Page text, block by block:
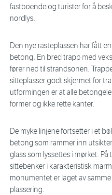
fastboende og turister for å
nordlys.
Den nye rasteplassen har fått
betong. En bred trapp med
fører ned til strandsonen.
sitteplasser godt skjermet for
utformingen er at alle
former og ikke rette kanter.
De myke linjene fortsetter i et
betong som rammer inn
glass som lyssettes i mørket. På
sittebenker i karakteristisk
monumentet er laget av
plassering.